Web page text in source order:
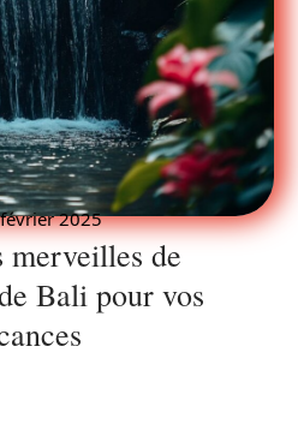
2025
merveilles de
Bali pour vos